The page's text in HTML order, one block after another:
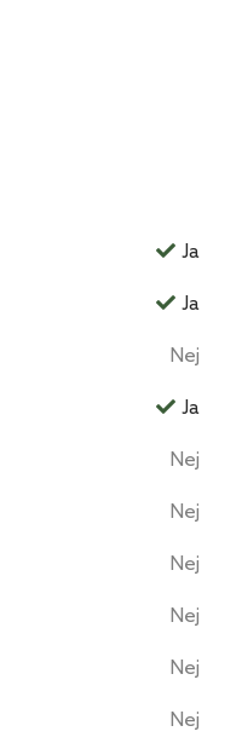
Ja
Ja
Nej
Ja
Nej
Nej
Nej
Nej
Nej
Nej